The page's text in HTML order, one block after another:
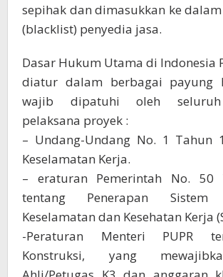
sepihak dan dimasukkan ke
(blacklist) penyedia jasa.
Dasar Hukum Utama di Indonesia
diatur dalam berbagai payung
wajib dipatuhi oleh seluruh
pelaksana proyek :
– Undang-Undang No. 1 Tahun
Keselamatan Kerja.
– eraturan Pemerintah No. 50
tentang Penerapan Sistem
Keselamatan dan Kesehatan Kerja
-Peraturan Menteri PUPR
Konstruksi, yang